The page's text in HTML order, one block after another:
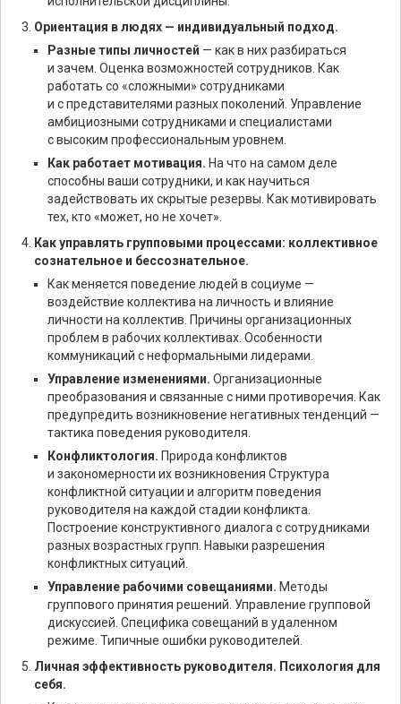
Ориентация в людях — индивидуальный подход.
Разные типы личностей — как в них разбираться
и зачем. Оценка возможностей сотрудников. Как
работать со «сложными» сотрудниками
и с представителями разных поколений. Управление
амбициозными сотрудниками и специалистами
с высоким профессиональным уровнем.
Как работает мотивация. На что на самом деле
способны ваши сотрудники, и как научиться
задействовать их скрытые резервы. Как мотивировать
тех, кто «может, но не хочет».
Как управлять групповыми процессами: коллективное
сознательное и бессознательное.
Как меняется поведение людей в социуме —
воздействие коллектива на личность и влияние
личности на коллектив. Причины организационных
проблем в рабочих коллективах. Особенности
коммуникаций с неформальными лидерами.
Управление изменениями. Организационные
преобразования и связанные с ними противоречия. Как
предупредить возникновение негативных тенденций —
тактика поведения руководителя.
Конфликтология. Природа конфликтов
и закономерности их возникновения Структура
конфликтной ситуации и алгоритм поведения
руководителя на каждой стадии конфликта.
Построение конструктивного диалога с сотрудниками
разных возрастных групп. Навыки разрешения
конфликтных ситуаций.
Управление рабочими совещаниями. Методы
группового принятия решений. Управление групповой
дискуссией. Специфика совещаний в удаленном
режиме. Типичные ошибки руководителей.
Личная эффективность руководителя. Психология для
себя.